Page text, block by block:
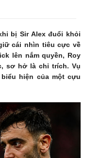
bị Sir Alex đuổi khỏi
cái nhìn tiêu cực về
lên nắm quyền, Roy
sơ hở là chỉ trích. Vụ
hiện của một cựu